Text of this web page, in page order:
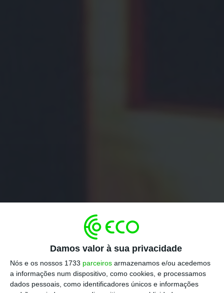
Damos valor à sua privacidade
Nós e os nossos 1733 parceiros armazenamos e/ou acedemos
a informações num dispositivo, como cookies, e processamos
dados pessoais, como identificadores únicos e informações